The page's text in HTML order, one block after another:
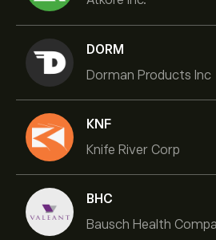
DORM
Dorman Products Inc
KNF
Knife River Corp
BHC
Bausch Health